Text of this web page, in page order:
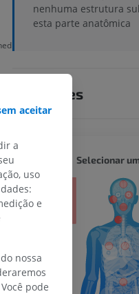
nenhuma estrutura
esta parte anatômica
Traduções
Selecionar
aceitar
a
uso
e
nossa
pode